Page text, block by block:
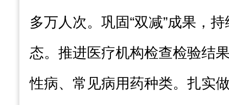
多万人次。巩固“双减”成果，
态。推进医疗机构检查检验结
性病、常见病用药种类。扎实